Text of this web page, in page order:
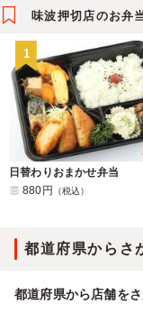
味波押切店のお弁
1
日替わりおまかせ弁当
880円
（税込）
都道府県からさ
都道府県から店舗を